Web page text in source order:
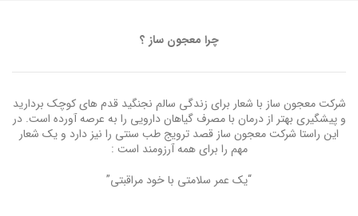
چرا معجون ساز ؟
شرکت معجون ساز با شعار برای زندگی سالم نجنگید قدم های کوچک بردارید
و پیشگیری بهتر از درمان با مصرف گیاهان دارویی را به عرصه آورده است. در
این راستا شرکت معجون ساز قصد ترویج طب سنتی را نیز دارد و یک شعار
مهم را برای همه آرزومند است :
“یک عمر سلامتی با خود مراقبتی”